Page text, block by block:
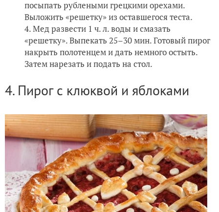
посыпать рублеными грецкими орехами.
Выложить «решетку» из оставшегося теста.
Мед развести 1 ч. л. воды и смазать
«решетку». Выпекать 25–30 мин. Готовый пирог
накрыть полотенцем и дать немного остыть.
Затем нарезать и подать на стол.
4. Пирог с клюквой и яблоками